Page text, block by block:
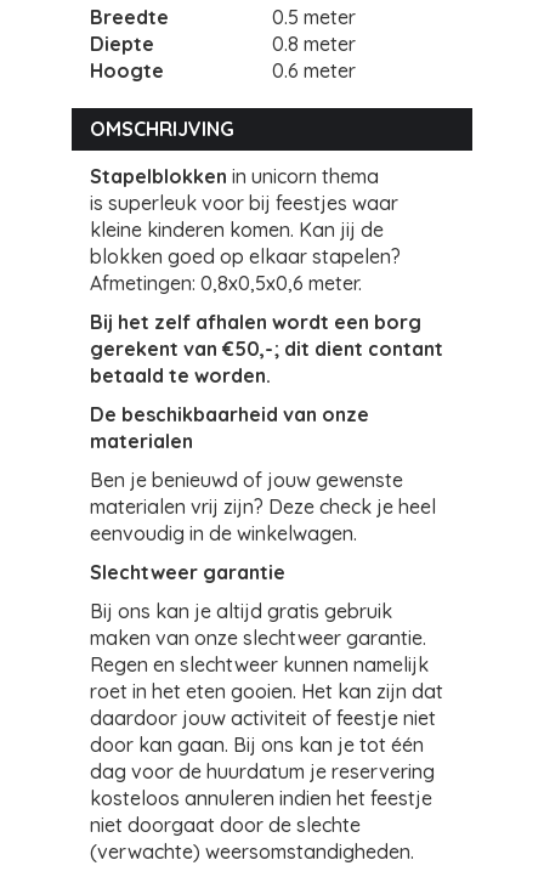
Breedte
0.5 meter
Diepte
0.8 meter
Hoogte
0.6 meter
OMSCHRIJVING
Stapelblokken in unicorn thema
is superleuk voor bij feestjes waar
kleine kinderen komen. Kan jij de
blokken goed op elkaar stapelen?
Afmetingen: 0,8x0,5x0,6 meter.
Bij het zelf afhalen wordt een borg
gerekent van €50,-; dit dient contant
betaald te worden.
De beschikbaarheid van onze
materialen
Ben je benieuwd of jouw gewenste
materialen vrij zijn? Deze check je heel
eenvoudig in de winkelwagen.
Slechtweer garantie
Bij ons kan je altijd gratis gebruik
maken van onze slechtweer garantie.
Regen en slechtweer kunnen namelijk
roet in het eten gooien. Het kan zijn dat
daardoor jouw activiteit of feestje niet
door kan gaan. Bij ons kan je tot één
dag voor de huurdatum je reservering
kosteloos annuleren indien het feestje
niet doorgaat door de slechte
(verwachte) weersomstandigheden.